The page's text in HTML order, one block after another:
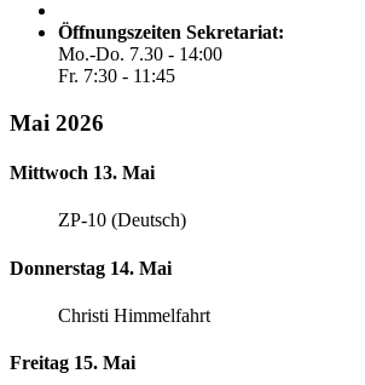
Öffnungszeiten Sekretariat:
Mo.-Do. 7.30 - 14:00
Fr. 7:30 - 11:45
Mai 2026
Mittwoch 13. Mai
ZP-10 (Deutsch)
Donnerstag 14. Mai
Christi Himmelfahrt
Freitag 15. Mai